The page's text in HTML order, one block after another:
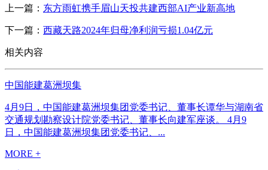
上一篇： 东方雨虹携手眉山天投共建西部AI产业新高地
下一篇： 西藏天路2024年归母净利润亏损1.04亿元
相关内容
中国能建葛洲坝集
4月9日，中国能建葛洲坝集团党委书记、董事长谭华与湖南省
交通规划勘察设计院党委书记、董事长向建军座谈。 4月9
日，中国能建葛洲坝集团党委书记、...
MORE +